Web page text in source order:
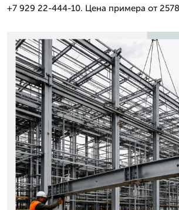
+7 929 22-444-10. Цена примера от